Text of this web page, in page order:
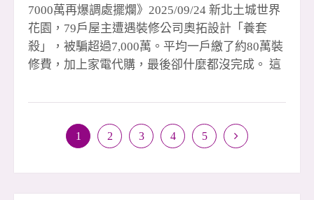
7000萬再爆調處擺爛》2025/09/24 新北土城世界
花園，79戶屋主遭遇裝修公司奧拓設計「養套
殺」，被騙超過7,000萬。平均一戶繳了約80萬裝
修費，加上家電代購，最後卻什麼都沒完成。 這
惠、送驗屋、電器大盤價，甚至加碼送火險，看
主，因為房貸壓力大，想省錢，反而被「利多」
者對裝修契約與付款方式不熟悉，還以為「3、
3、3、1」付款（訂金、開工、叫料、尾款）是慣
1 2 3 4 5